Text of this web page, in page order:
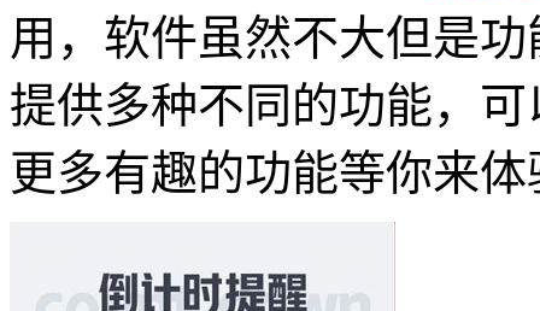
用，软件虽然不大但是
提供多种不同的功能，
更多有趣的功能等你来体